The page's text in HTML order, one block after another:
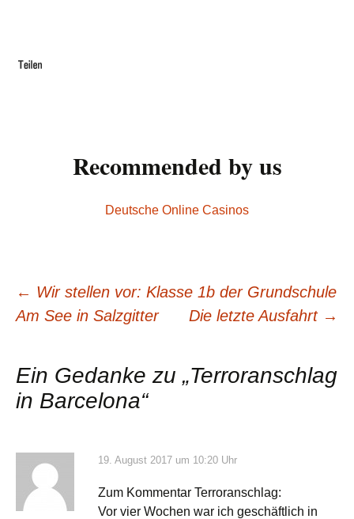
Recommended by us
Deutsche Online Casinos
Beitrags-
Navigation
← Wir stellen vor: Klasse 1b der Grundschule
Am See in Salzgitter
Die letzte Ausfahrt →
Ein Gedanke zu „Terroranschlag
in Barcelona“
19. August 2017 um 10:20 Uhr
Zum Kommentar Terroranschlag:
Vor vier Wochen war ich geschäftlich in